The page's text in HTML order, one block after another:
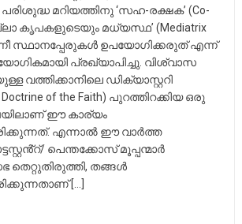
മറിയത്തിനു ‘സഹ-രക്ഷക’ (Co-
കൃപകളുടെയും മധ്യസ്ഥ’ (Mediatrix
സ്ഥാനപ്പേരുകൾ ഉപയോഗിക്കരുത് എന്ന്
പ്രഖ്യാപിച്ചു. വിശ്വാസ
വത്തിക്കാനിലെ ഡിക്യാസ്റ്ററി
Doctrine of the Faith) പുറത്തിറക്കിയ ഒരു
ഈ കാര്യം
എന്നാൽ ഈ വാർത്ത
പെന്തക്കോസ് മൂപ്പന്മാർ
തെറ്റുതിരുത്തി, തങ്ങൾ
[…]